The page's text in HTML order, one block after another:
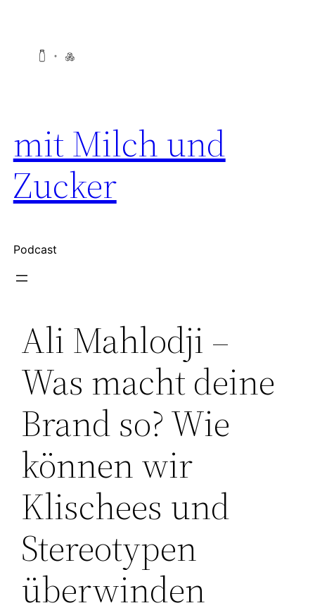
springen
mit Milch und
Zucker
Podcast
Ali Mahlodji –
Was macht deine
Brand so? Wie
können wir
Klischees und
Stereotypen
überwinden